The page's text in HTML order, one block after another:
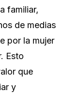
familiar,
de medias
por la mujer
Esto
que
y